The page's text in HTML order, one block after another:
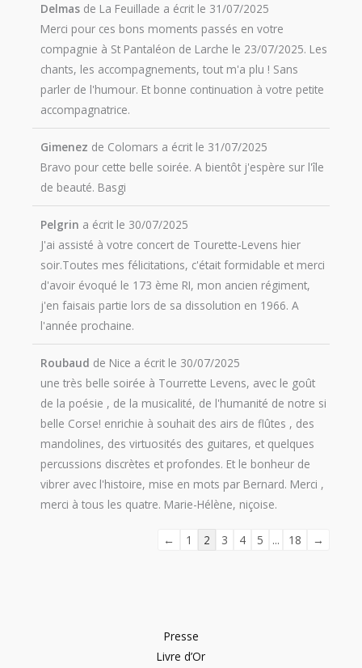
Delmas de La Feuillade a écrit le 31/07/2025
Merci pour ces bons moments passés en votre
compagnie à St Pantaléon de Larche le 23/07/2025. Les
chants, les accompagnements, tout m'a plu ! Sans
parler de l'humour. Et bonne continuation à votre petite
accompagnatrice.
Gimenez de Colomars a écrit le 31/07/2025
Bravo pour cette belle soirée. A bientôt j'espère sur l'île
de beauté. Basgi
Pelgrin a écrit le 30/07/2025
J'ai assisté à votre concert de Tourette-Levens hier
soir.Toutes mes félicitations, c'était formidable et merci
d'avoir évoqué le 173 ème RI, mon ancien régiment,
j'en faisais partie lors de sa dissolution en 1966. A
l'année prochaine.
Roubaud de Nice a écrit le 30/07/2025
une très belle soirée à Tourrette Levens, avec le goût
de la poésie , de la musicalité, de l'humanité de notre si
belle Corse! enrichie à souhait des airs de flûtes , des
mandolines, des virtuosités des guitares, et quelques
percussions discrètes et profondes. Et le bonheur de
vibrer avec l'histoire, mise en mots par Bernard. Merci ,
merci à tous les quatre. Marie-Hélène, niçoise.
← 1 2 3 4 5 ... 18 →
Presse
Livre d’Or